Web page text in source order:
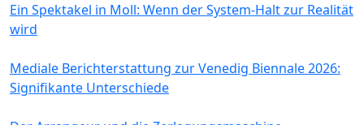
Ein Spektakel in Moll: Wenn der System-Halt zur Realität
wird
Mediale Berichterstattung zur Venedig Biennale 2026:
Signifikante Unterschiede